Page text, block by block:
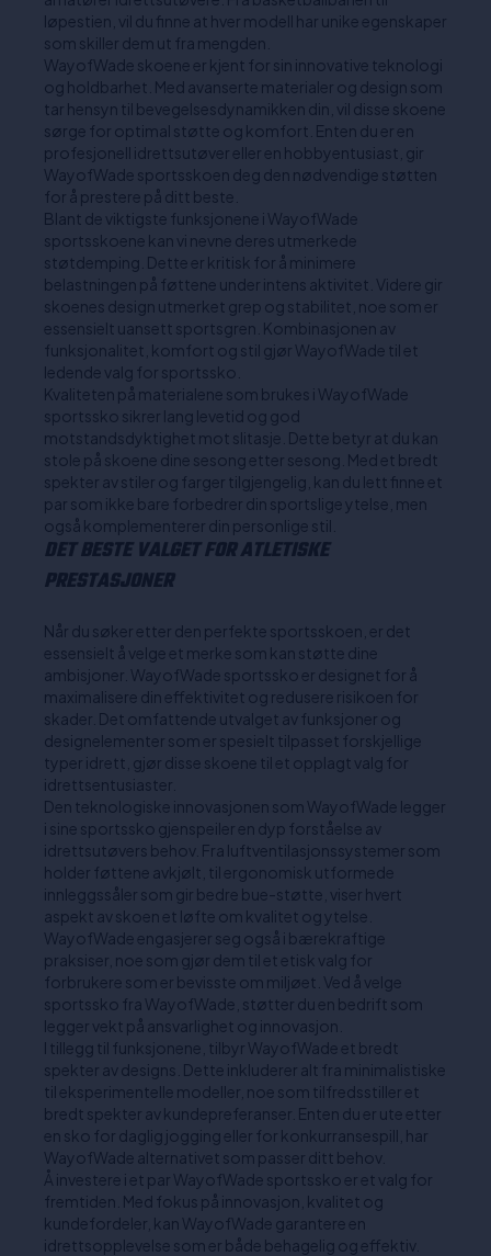
løpestien, vil du finne at hver modell har unike egenskaper
som skiller dem ut fra mengden.
WayofWade skoene er kjent for sin innovative teknologi
og holdbarhet. Med avanserte materialer og design som
tar hensyn til bevegelsesdynamikken din, vil disse skoene
sørge for optimal støtte og komfort. Enten du er en
profesjonell idrettsutøver eller en hobbyentusiast, gir
WayofWade sportsskoen deg den nødvendige støtten
for å prestere på ditt beste.
Blant de viktigste funksjonene i WayofWade
sportsskoene kan vi nevne deres utmerkede
støtdemping. Dette er kritisk for å minimere
belastningen på føttene under intens aktivitet. Videre gir
skoenes design utmerket grep og stabilitet, noe som er
essensielt uansett sportsgren. Kombinasjonen av
funksjonalitet, komfort og stil gjør WayofWade til et
ledende valg for sportssko.
Kvaliteten på materialene som brukes i WayofWade
sportssko sikrer lang levetid og god
motstandsdyktighet mot slitasje. Dette betyr at du kan
stole på skoene dine sesong etter sesong. Med et bredt
spekter av stiler og farger tilgjengelig, kan du lett finne et
par som ikke bare forbedrer din sportslige ytelse, men
også komplementerer din personlige stil.
DET BESTE VALGET FOR ATLETISKE
PRESTASJONER
Når du søker etter den perfekte sportsskoen, er det
essensielt å velge et merke som kan støtte dine
ambisjoner. WayofWade sportssko er designet for å
maximalisere din effektivitet og redusere risikoen for
skader. Det omfattende utvalget av funksjoner og
designelementer som er spesielt tilpasset forskjellige
typer idrett, gjør disse skoene til et opplagt valg for
idrettsentusiaster.
Den teknologiske innovasjonen som WayofWade legger
i sine sportssko gjenspeiler en dyp forståelse av
idrettsutøvers behov. Fra luftventilasjonssystemer som
holder føttene avkjølt, til ergonomisk utformede
innleggssåler som gir bedre bue-støtte, viser hvert
aspekt av skoen et løfte om kvalitet og ytelse.
WayofWade engasjerer seg også i bærekraftige
praksiser, noe som gjør dem til et etisk valg for
forbrukere som er bevisste om miljøet. Ved å velge
sportssko fra WayofWade, støtter du en bedrift som
legger vekt på ansvarlighet og innovasjon.
I tillegg til funksjonene, tilbyr WayofWade et bredt
spekter av designs. Dette inkluderer alt fra minimalistiske
til eksperimentelle modeller, noe som tilfredsstiller et
bredt spekter av kundepreferanser. Enten du er ute etter
en sko for daglig jogging eller for konkurransespill, har
WayofWade alternativet som passer ditt behov.
Å investere i et par WayofWade sportssko er et valg for
fremtiden. Med fokus på innovasjon, kvalitet og
kundefordeler, kan WayofWade garantere en
idrettsopplevelse som er både behagelig og effektiv.